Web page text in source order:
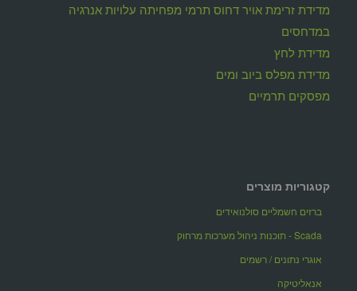
מדידת זרימת אויר דחוס תרמי מפחיתה עלויות אנרגיה
במדחסים
מדידת לחץ
מדידת מפלס ביוב ומים
מפסקים תרמיים
קטגוריות מוצרים
ברזים חשמליים סולנואידים
Scada - תוכנות ניהול מערכות מרחוק
אוגרי נתונים / רשמים
אנאליטיקה